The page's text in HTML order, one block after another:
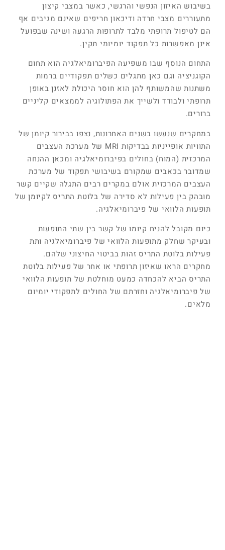
בשיבוש האיזון הנפשי והרגשי, כאשר במצבי קיצון
מתעוררים מצבי חרדה ודיכאון חריפים שאינם מגיבים אף
הם לטיפול תרופתי מלבד לתרופות הרגעה ושינה שבפועל
אינן מאפשרות כל תפקוד יומיומי תקין.
התחום הנוסף שבו משפיעה הפיברומיאלגיה הוא תחום
הקוגניציה וגם כאן מתגלים כשלים תפקודיים ברמות
משתנות שהמשותף להן הוא חוסר היכולת לאזנן באופן
תרופתי ולבודד ולשייך את הפתולוגיה לממצאים קליניים
ברורים.
במחקרים שנעשו בשנים האחרונות, נצפו בבירור קיומן של
התוויות אופייניות בבדיקות MRI של מערכת העצבים
המרכזית (המוח) בחולים בפיברומיאלגיה ומכאן ההנחה
שמדובר בכאבים שמקורם בשיבושי תפקוד של מערכת
העצבים המרכזית אולם במקרים רבים התגלה שקיים קשר
מובהק בין פעילות לא סדירה של בלוטת התריס לקיומן של
תופעות הלוואי של פיברומיאלגיה.
כיום מקובל להניח קיומו של קשר בין שתי התופעות
ובעיקר שחלק מתופעות הלוואי של פיברומיאלגיה ותת
פעילות בלוטת התריס זהות בביטוי החיצוני שלהם.
מחקרים הראו שאיזון תרופתי או אחר של פעילות בלוטת
התריס הביא להכחדה כמעט מוחלטת של תופעות הלוואי
של פיברומיאלגיה וחזרתם של החולים לתפקודי יומיום
מלאים.